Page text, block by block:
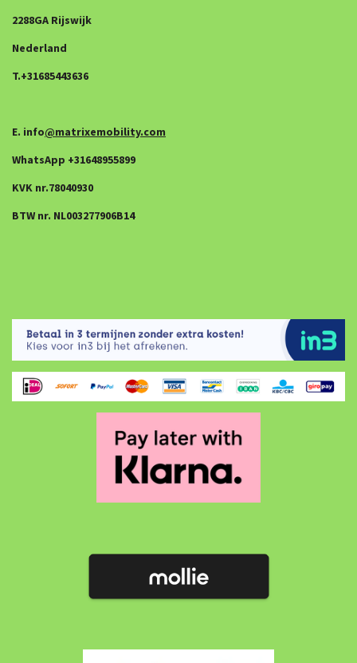
2288GA Rijswijk
Nederland
T.+31685443636
E. info@matrixemobility.com
WhatsApp +31648955899
KVK nr.78040930
BTW nr. NL003277906B14